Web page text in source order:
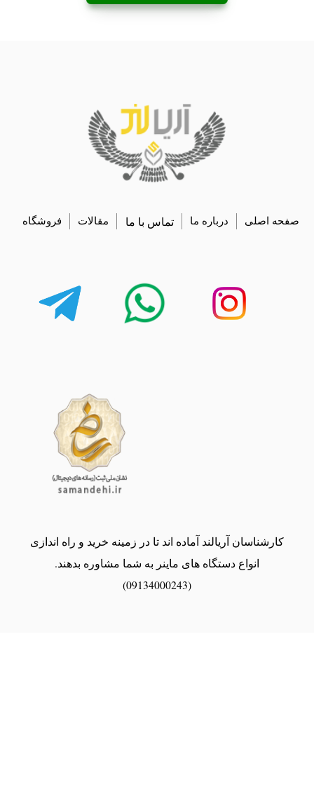
صفحه اصلی درباره ما تماس با ما مقالات فروشگاه
کارشناسان آریالند آماده اند تا در زمینه خرید و راه اندازی
انواع دستگاه های ماینر به شما مشاوره بدهند.
(09134000243)